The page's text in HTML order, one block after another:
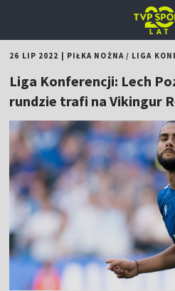
26 LIP 2022 PIŁKA NOŻNA/ LIGA
Liga Konferencji: Lech
rundzie trafi na Vikingur